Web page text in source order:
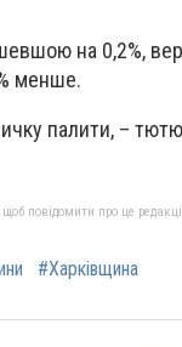
на 0,2%,
менше.
палити, –
повідомити про це
#Харківщина